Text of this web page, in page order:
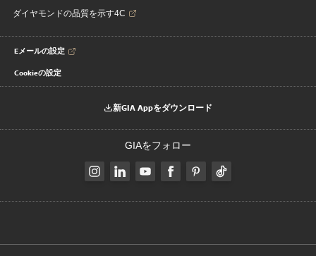
ダイヤモンドの品質を示す4C
Eメールの設定
Cookieの設定
新GIA Appをダウンロード
GIAをフォロー